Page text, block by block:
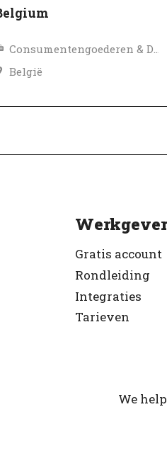
België
Werkgever
Gratis account
Rondleiding
Integraties
Tarieven
We